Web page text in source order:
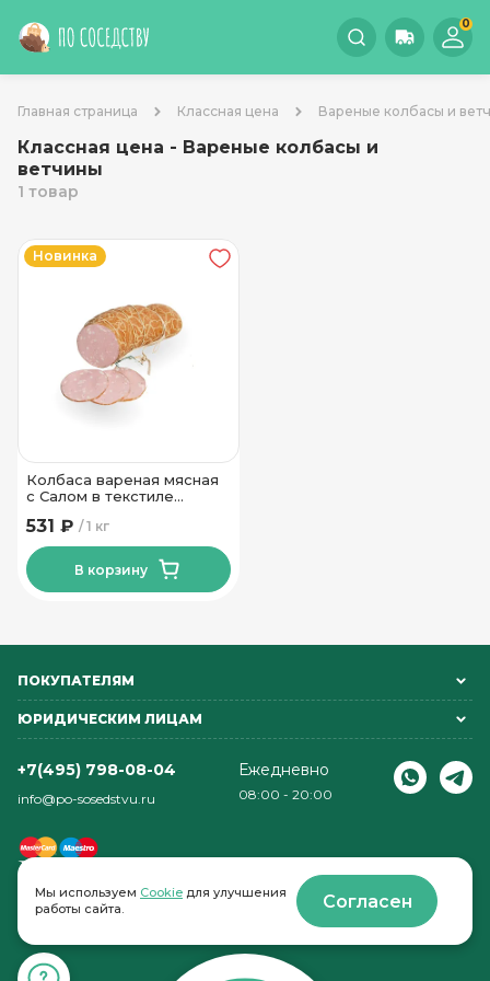
0
Главная страница Классная цена Вареные колбасы и
Классная цена - Вареные колбасы и
ветчины
1 товар
Новинка
Колбаса вареная мясная
с Салом в текстиле
Калинковичи МК
1 кг
531 ₽
В корзину
ПОКУПАТЕЛЯМ
ЮРИДИЧЕСКИМ ЛИЦАМ
+7(495) 798-08-04
info@po-sosedstvu.ru
Ежедневно
08:00 - 20:00
© 2022-2026 . По соседству
Мы используем Cookie для улучшения
работы сайта.
Согласен